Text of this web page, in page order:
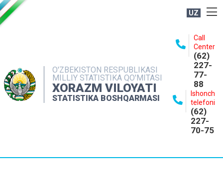
UZ
O'ZBEKISTON RESPUBLIKASI
MILLIY STATISTIKA QO'MITASI
XORAZM VILOYATI
STATISTIKA BOSHQARMASI
Call
Center
(62)
227-
77-
88
Ishonch
telefoni
(62)
227-
70-75
NASHRLAR
INTERAKTIV XIZMATLAR
MATBUOT XIZMATI